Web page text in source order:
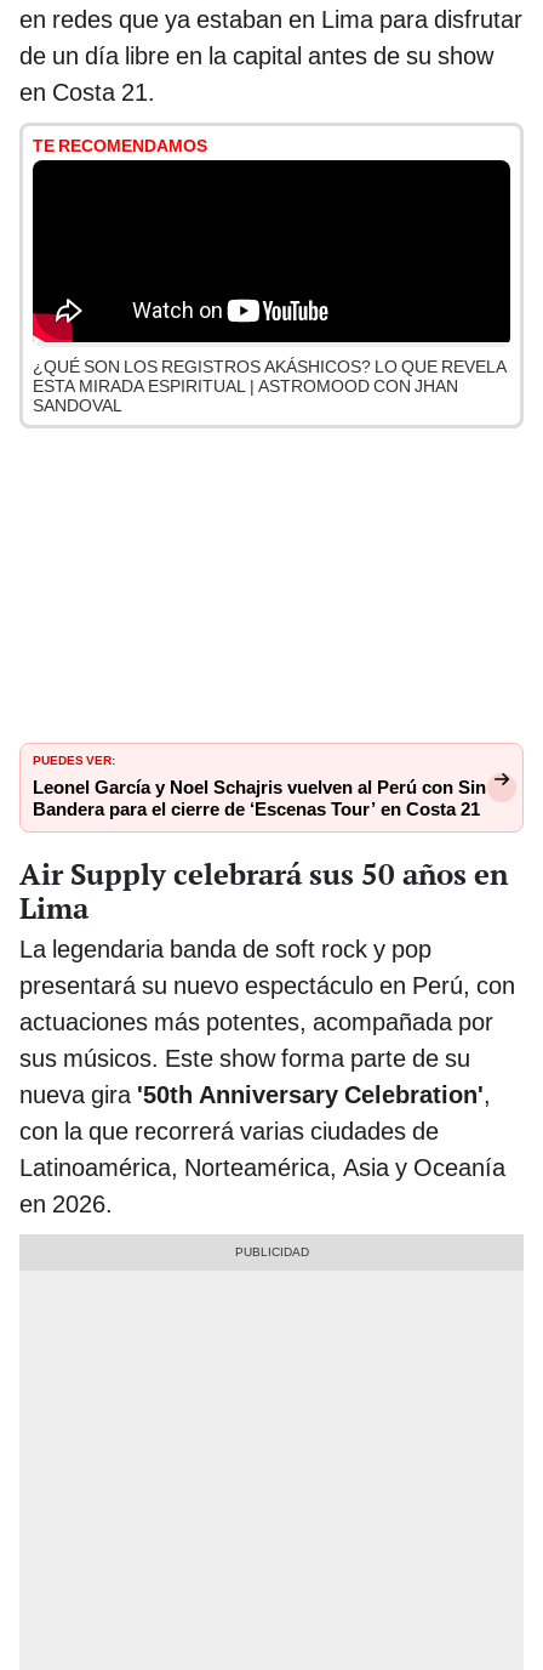
en redes que ya estaban en Lima para disfrutar
de un día libre en la capital antes de su show
en Costa 21.
TE RECOMENDAMOS
¿QUÉ SON LOS REGISTROS AKÁSHICOS? LO QUE REVELA
ESTA MIRADA ESPIRITUAL | ASTROMOOD CON JHAN
SANDOVAL
PUEDES VER:
Leonel García y Noel Schajris vuelven al Perú con Sin
Bandera para el cierre de ‘Escenas Tour’ en Costa 21
Air Supply celebrará sus 50 años en
Lima
La legendaria banda de soft rock y pop
presentará su nuevo espectáculo en Perú, con
actuaciones más potentes, acompañada por
sus músicos. Este show forma parte de su
nueva gira '50th Anniversary Celebration',
con la que recorrerá varias ciudades de
Latinoamérica, Norteamérica, Asia y Oceanía
en 2026.